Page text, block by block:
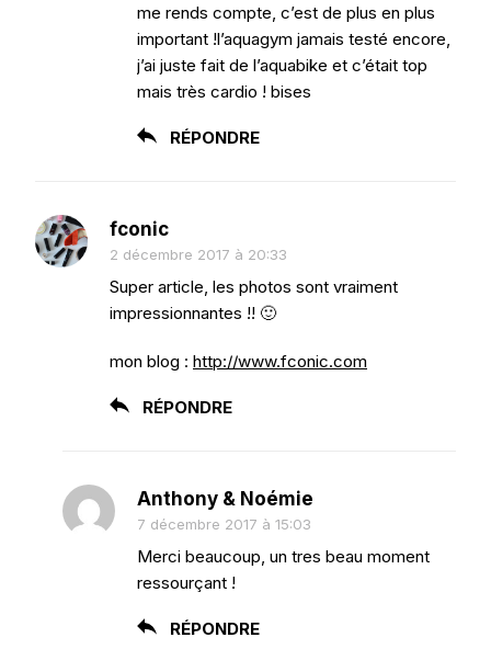
me rends compte, c’est de plus en plus
important !l’aquagym jamais testé encore,
j’ai juste fait de l’aquabike et c’était top
mais très cardio ! bises
RÉPONDRE
fconic
2 décembre 2017 à 20:33
Super article, les photos sont vraiment
impressionnantes !! 🙂
mon blog : http://www.fconic.com
RÉPONDRE
Anthony & Noémie
7 décembre 2017 à 15:03
Merci beaucoup, un tres beau moment
ressourçant !
RÉPONDRE